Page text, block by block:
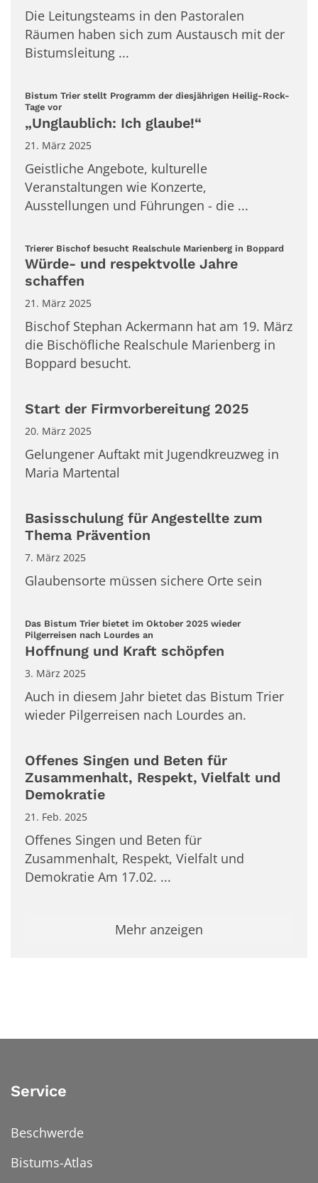
Die Leitungsteams in den Pastoralen
Räumen haben sich zum Austausch mit der
Bistumsleitung ...
Bistum Trier stellt Programm der diesjährigen Heilig-Rock-
Tage vor
„Unglaublich: Ich glaube!“
21. März 2025
Geistliche Angebote, kulturelle
Veranstaltungen wie Konzerte,
Ausstellungen und Führungen - die ...
Trierer Bischof besucht Realschule Marienberg in Boppard
Würde- und respektvolle Jahre
schaffen
21. März 2025
Bischof Stephan Ackermann hat am 19. März
die Bischöfliche Realschule Marienberg in
Boppard besucht.
Start der Firmvorbereitung 2025
20. März 2025
Gelungener Auftakt mit Jugendkreuzweg in
Maria Martental
Basisschulung für Angestellte zum
Thema Prävention
7. März 2025
Glaubensorte müssen sichere Orte sein
Das Bistum Trier bietet im Oktober 2025 wieder
Pilgerreisen nach Lourdes an
Hoffnung und Kraft schöpfen
3. März 2025
Auch in diesem Jahr bietet das Bistum Trier
wieder Pilgerreisen nach Lourdes an.
Offenes Singen und Beten für
Zusammenhalt, Respekt, Vielfalt und
Demokratie
21. Feb. 2025
Offenes Singen und Beten für
Zusammenhalt, Respekt, Vielfalt und
Demokratie Am 17.02. ...
Mehr anzeigen
Service
Beschwerde
Bistums-Atlas